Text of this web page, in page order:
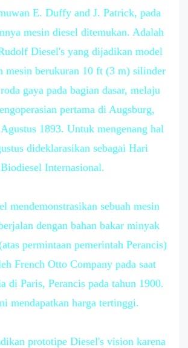
E. Duffy and J. Patrick, pada
mesin diesel ditemukan. Adalah
Diesel's yang dijadikan model
mesin berukuran 10 ft (3 m) silinder
gaya pada bagian dasar, melaju
pertama di Augsburg,
1893. Untuk mengenang hal
dideklarasikan sebagai Hari
Biodiesel Internasional.
mendemonstrasikan sebuah mesin
dengan bahan bakar minyak
permintaan pemerintah Perancis)
French Otto Company pada saat
di Paris, Perancis pada tahun 1900.
mendapatkan harga tertinggi.
prototipe Diesel's vision karena